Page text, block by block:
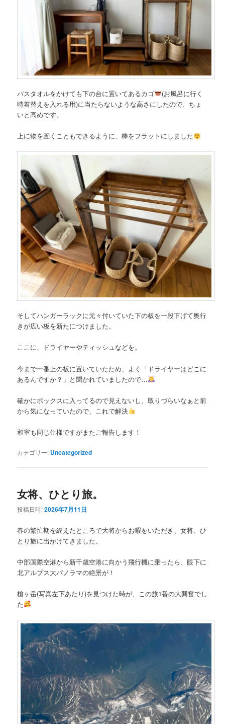
バスタオルをかけても下の台に置いてあるカゴ
(お風呂に行く
時着替えを入れる用)に当たらないような高さにしたので、ちょ
いと高めです。
上に物を置くこともできるように、棒をフラットにしました
そしてハンガーラックに元々付いていた下の板を一段下げて奥行
きが広い板を新たにつけました。
ここに、ドライヤーやティッシュなどを。
今まで一番上の板に置いていたため、よく「ドライヤーはどこに
あるんですか？」と聞かれていましたので…
確かにボックスに入ってるので見えないし、取りづらいなぁと前
から気になっていたので、これで解決
和室も同じ仕様ですがまたご報告します！
カテゴリー: Uncategorized
女将、ひとり旅。
投稿日時:2026年7月11日
春の繁忙期を終えたところで大将からお暇をいただき、女将、ひ
とり旅に出かけてきました。
中部国際空港から新千歳空港に向かう飛行機に乗ったら、眼下に
北アルプス大パノラマの絶景が！
槍ヶ岳(写真左下あたり)を見つけた時が、この旅1番の大興奮でし
た